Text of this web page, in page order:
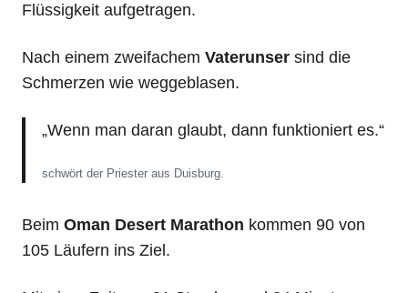
Flüssigkeit aufgetragen.
Nach einem zweifachem Vaterunser sind die
Schmerzen wie weggeblasen.
„Wenn man daran glaubt, dann funktioniert es.“
schwört der Priester aus Duisburg.
Beim Oman Desert Marathon kommen 90 von
105 Läufern ins Ziel.